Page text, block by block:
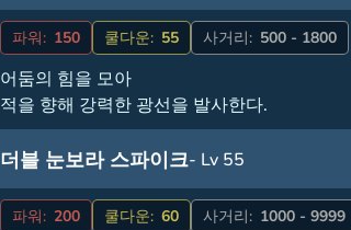
파워: 150 쿨다운: 55 사거리: 500 - 1800
어둠의 힘을 모아
적을 향해 강력한 광선을 발사한다.
더블 눈보라 스파이크- Lv 55
파워: 200 쿨다운: 60 사거리: 1000 - 9999